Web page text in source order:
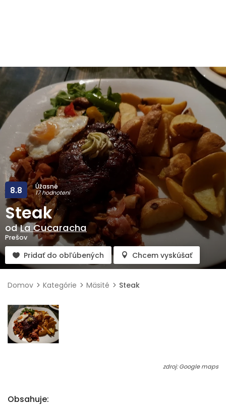
Úžasné
17 hodnotení
8.8
Steak
odLa Cucaracha
Prešov
Pridať do obľúbených Chcem vyskúšať
Domov Kategórie Mäsité Steak
zdroj: Google maps
Obsahuje: